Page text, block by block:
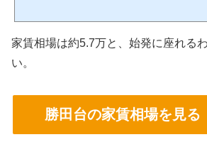
選びは想像以上に日々の暮らしやすさに直結しま
家賃相場は約5.7万と、始発に座れる
い。
勝田台の家賃相場を見る